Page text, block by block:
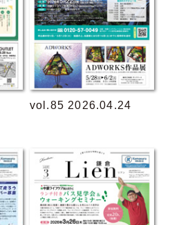
vol.85 2026.04.24